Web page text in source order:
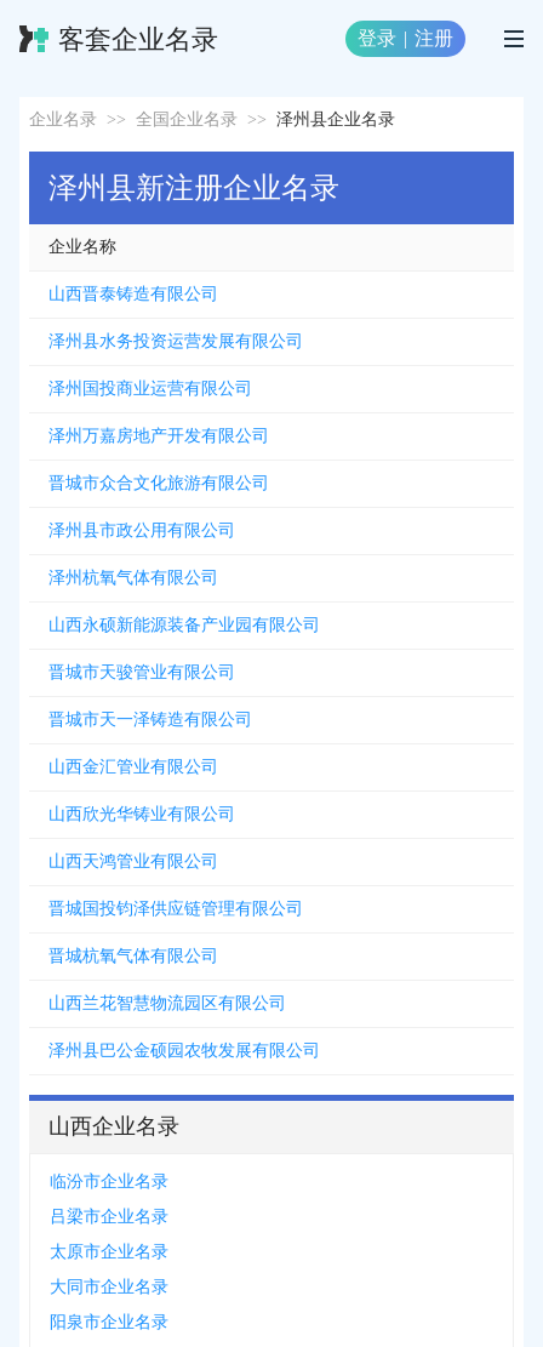
客套企业名录 登录 | 注册
企业名录 >> 全国企业名录 >> 泽州县企业名录
泽州县新注册企业名录
企业名称
山西晋泰铸造有限公司
泽州县水务投资运营发展有限公司
泽州国投商业运营有限公司
泽州万嘉房地产开发有限公司
晋城市众合文化旅游有限公司
泽州县市政公用有限公司
泽州杭氧气体有限公司
山西永硕新能源装备产业园有限公司
晋城市天骏管业有限公司
晋城市天一泽铸造有限公司
山西金汇管业有限公司
山西欣光华铸业有限公司
山西天鸿管业有限公司
晋城国投钧泽供应链管理有限公司
晋城杭氧气体有限公司
山西兰花智慧物流园区有限公司
泽州县巴公金硕园农牧发展有限公司
山西企业名录
临汾市企业名录
吕梁市企业名录
太原市企业名录
大同市企业名录
阳泉市企业名录